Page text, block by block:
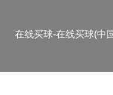
在线买球-在线买球(中